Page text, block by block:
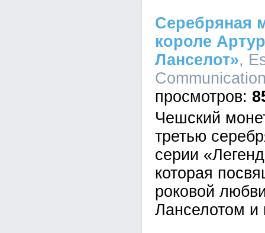
Серебряная
короле
Ланселот»,
Чешский
третью
серии
которая
роковой
Ланселотом и